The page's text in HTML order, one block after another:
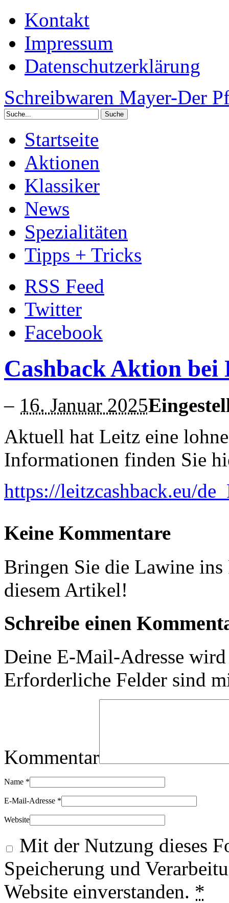
Kontakt
Impressum
Datenschutzerklärung
Schreibwaren Mayer-Der
Startseite
Aktionen
Klassiker
News
Spezialitäten
Tipps + Tricks
RSS Feed
Twitter
Facebook
Cashback Aktion bei
– 16. Januar 2025
Aktuell hat Leitz eine
Informationen finden Sie
https://leitzcashback.eu/
Keine Kommentare
Bringen Sie die Lawine
diesem Artikel!
Schreibe einen
Deine E-Mail-Adresse
Erforderliche Felder sind
Kommentar
Name *
E-Mail-Adresse *
Website
Mit der Nutzung dieses
Speicherung und
Website einverstanden. *